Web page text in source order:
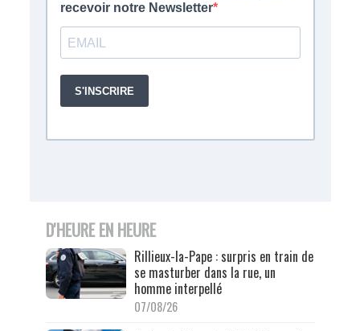
D'HEURE EN HEURE
Rillieux-la-Pape : surpris en train de
se masturber dans la rue, un
homme interpellé
07/08/26